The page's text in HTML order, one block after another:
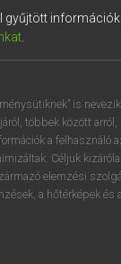
gyűjtött
.
is
többek között
a felhasználó
Céljuk
elemzési
a hőtérképek és
NL
4 5 6
r t
f g h
c v b